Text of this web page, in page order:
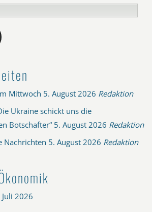
Mittwoch 5. August 2026 Redaktion
Ukraine schickt uns die
Botschafter“ 5. August 2026 Redaktion
Nachrichten 5. August 2026 Redaktion
2026